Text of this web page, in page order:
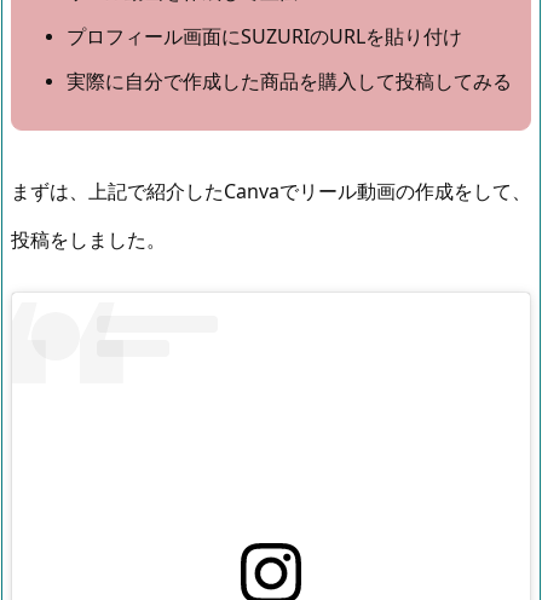
プロフィール画面にSUZURIのURLを貼り付け
実際に自分で作成した商品を購入して投稿してみる
まずは、上記で紹介したCanvaでリール動画の作成をして、
投稿をしました。